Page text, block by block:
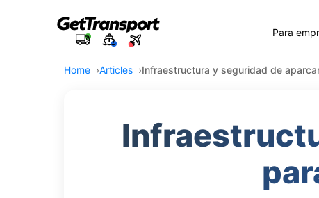
Para
Home Articles Infraestructura y seguridad de